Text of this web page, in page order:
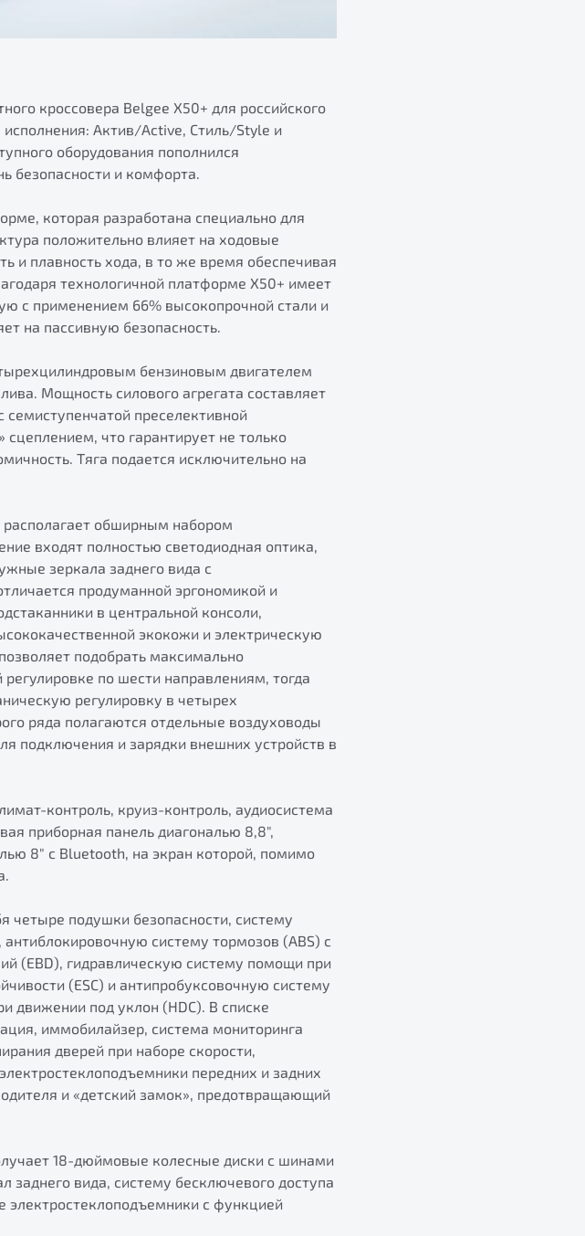
кроссовера Belgee X50+ для российского
Актив/Active, Стиль/Style и
оборудования пополнился
и комфорта.
которая разработана специально для
положительно влияет на ходовые
и плавность хода, в то же время обеспечивая
технологичной платформе X50+ имеет
с применением 66% высокопрочной стали и
на пассивную безопасность.
бензиновым двигателем
Мощность силового агрегата составляет
семиступенчатой преселективной
что гарантирует не только
Тяга подается исключительно на
обширным набором
входят полностью светодиодная оптика,
зеркала заднего вида с
продуманной эргономикой и
в центральной консоли,
экокожи и электрическую
подобрать максимально
по шести направлениям, тогда
регулировку в четырех
ряда полагаются отдельные воздуховоды
подключения и зарядки внешних устройств в
контроль, круиз-контроль, аудиосистема
приборная панель диагональю 8,8",
8" с Bluetooth, на экран которой, помимо
четыре подушки безопасности, систему
систему тормозов (ABS) с
(EBD), гидравлическую систему помощи при
(ESС) и антипробуксовочную систему
движении под уклон (HDC). В списке
иммобилайзер, система мониторинга
дверей при наборе скорости,
передних и задних
и «детский замок», предотвращающий
18-дюймовые колесные диски с шинами
заднего вида, систему бесключевого доступа
электростеклоподъемники с функцией